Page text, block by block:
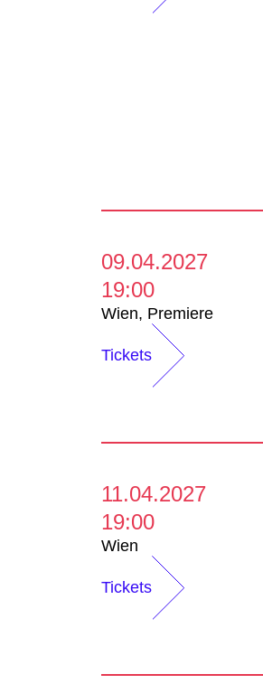
09.04.2027
19:00
Wien, Premiere
Tickets
11.04.2027
19:00
Wien
Tickets